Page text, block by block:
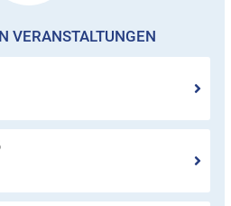
VERANSTALTUNGEN